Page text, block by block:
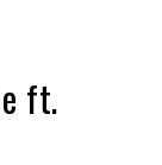
ft.